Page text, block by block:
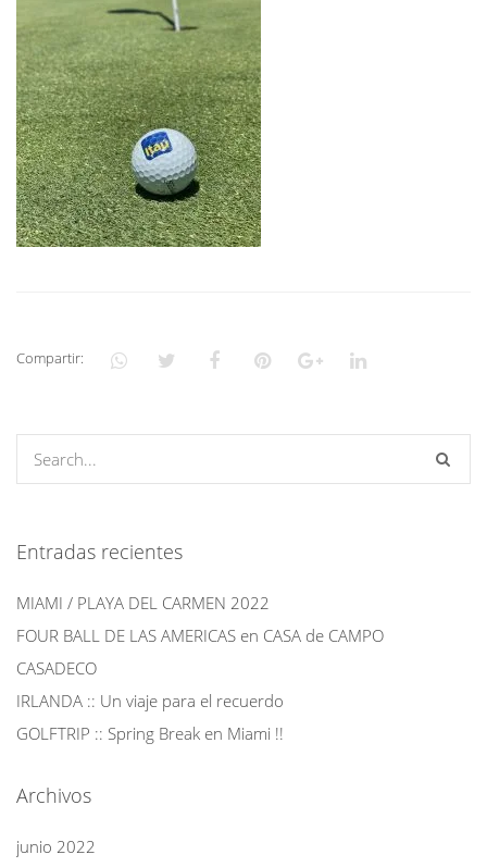
Compartir:
Entradas recientes
MIAMI / PLAYA DEL CARMEN 2022
FOUR BALL DE LAS AMERICAS en CASA de CAMPO
CASADECO
IRLANDA :: Un viaje para el recuerdo
GOLFTRIP :: Spring Break en Miami !!
Archivos
junio 2022